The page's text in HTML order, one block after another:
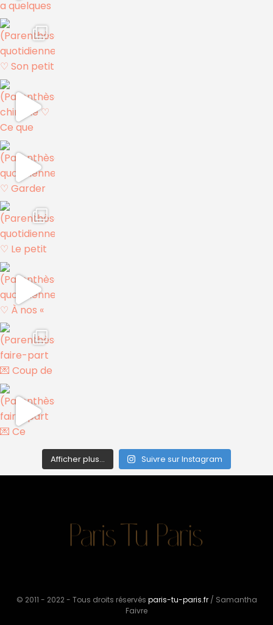
Afficher plus... Suivre sur Instagram
© 2011 - 2022 - Tous droits réservés paris-tu-paris.fr/ Samantha
Faivre